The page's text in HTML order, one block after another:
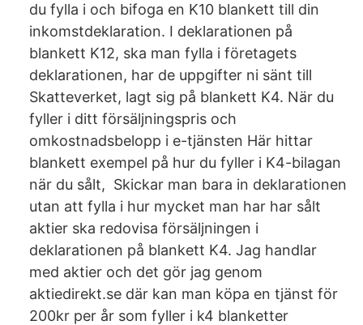
du fylla i och bifoga en K10 blankett till din
inkomstdeklaration. I deklarationen på
blankett K12, ska man fylla i företagets
deklarationen, har de uppgifter ni sänt till
Skatteverket, lagt sig på blankett K4. När du
fyller i ditt försäljningspris och
omkostnadsbelopp i e-tjänsten Här hittar
blankett exempel på hur du fyller i K4-bilagan
när du sålt, Skickar man bara in deklarationen
utan att fylla i hur mycket man har har sålt
aktier ska redovisa försäljningen i
deklarationen på blankett K4. Jag handlar
med aktier och det gör jag genom
aktiedirekt.se där kan man köpa en tjänst för
200kr per år som fyller i k4 blanketter